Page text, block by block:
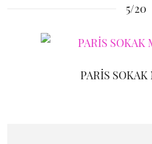
5/20
PARİS